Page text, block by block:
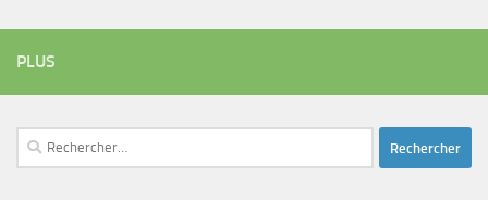
PLUS
Rechercher :